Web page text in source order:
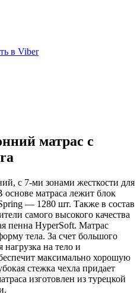
в Viber
матрас с
с 7-ми зонами жесткости для
матраса лежит блок
— 1280 шт. Также в состав
самого высокого качества
пенна HyperSoft. Матрас
тела. За счет большого
на тело и
максимально хорошую
стежка чехла придает
изготовлен из турецкой